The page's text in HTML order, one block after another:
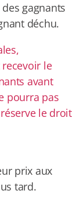
gagnants
déchu.
le
avant
pourra pas
le droit
prix aux
tard.